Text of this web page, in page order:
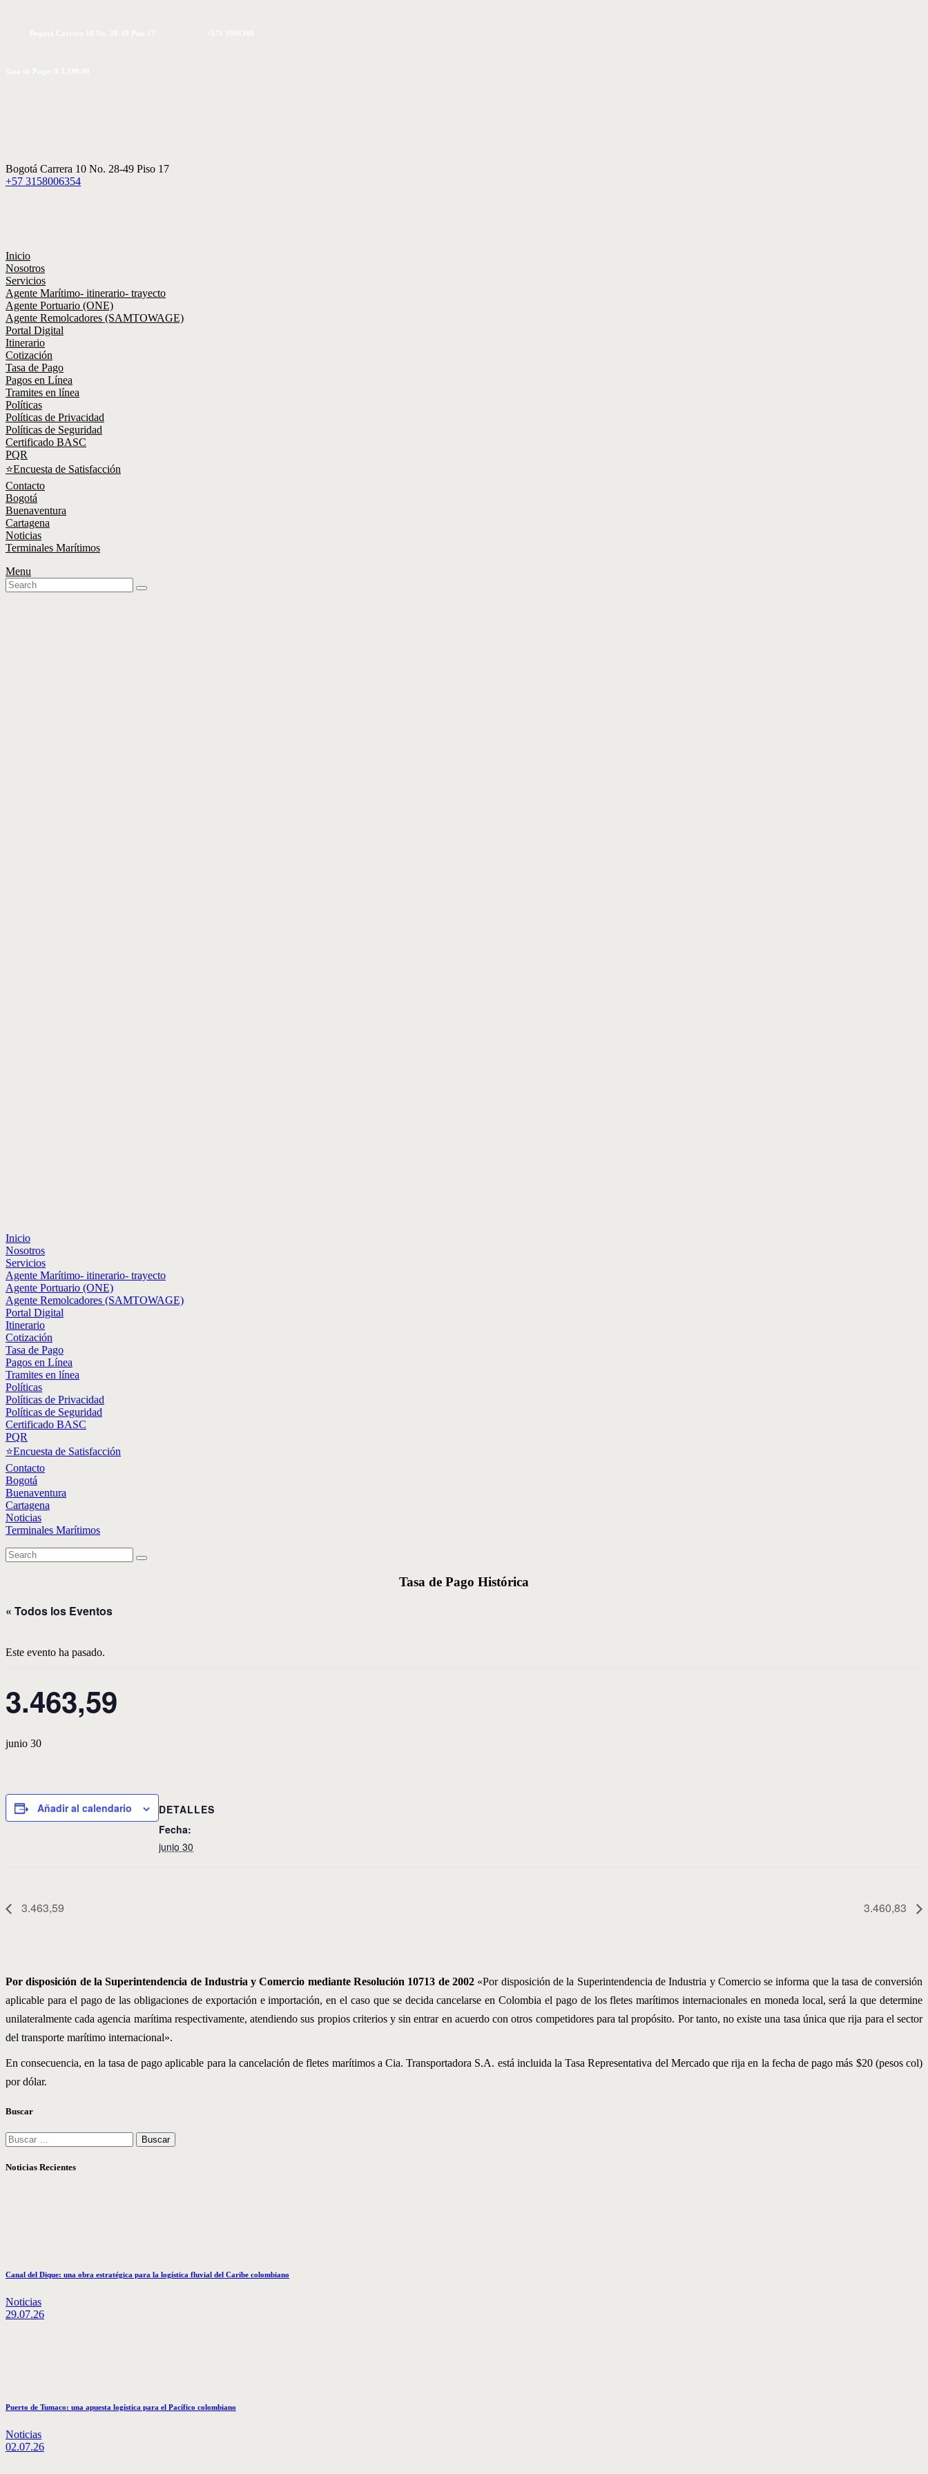
Bogotá Carrera 10 No. 28-49 Piso 17
+57 3158006354
Inicio
Nosotros
Servicios
Agente Marítimo- itinerario- trayecto
Agente Portuario (ONE)
Agente Remolcadores (SAMTOWAGE)
Portal Digital
Itinerario
Cotización
Tasa de Pago
Pagos en Línea
Tramites en línea
Políticas
Políticas de Privacidad
Políticas de Seguridad
Certificado BASC
PQR
⭐Encuesta de Satisfacción
Contacto
Bogotá
Buenaventura
Cartagena
Noticias
Terminales Marítimos
Menu
Inicio
Nosotros
Servicios
Agente Marítimo- itinerario- trayecto
Agente Portuario (ONE)
Agente Remolcadores (SAMTOWAGE)
Portal Digital
Itinerario
Cotización
Tasa de Pago
Pagos en Línea
Tramites en línea
Políticas
Políticas de Privacidad
Políticas de Seguridad
Certificado BASC
PQR
⭐Encuesta de Satisfacción
Contacto
Bogotá
Buenaventura
Cartagena
Noticias
Terminales Marítimos
Tasa de Pago Histórica
« Todos los Eventos
Este evento ha pasado.
3.463,59
junio 30
Añadir al calendario
DETALLES
Fecha:
junio 30
3.463,59 3.460,83
Por disposición de la Superintendencia de Industria y Comercio mediante Resolución 10713 de 2002 «Por disposición de la Superintendencia de Industria y Comercio se informa que la tasa de conversión
aplicable para el pago de las obligaciones de exportación e importación, en el caso que se decida cancelarse en Colombia el pago de los fletes marítimos internacionales en moneda local, será la que determine
unilateralmente cada agencia marítima respectivamente, atendiendo sus propios criterios y sin entrar en acuerdo con otros competidores para tal propósito. Por tanto, no existe una tasa única que rija para el sector
del transporte marítimo internacional».
En consecuencia, en la tasa de pago aplicable para la cancelación de fletes marítimos a Cia. Transportadora S.A. está incluida la Tasa Representativa del Mercado que rija en la fecha de pago más $20 (pesos col)
por dólar.
Buscar
Buscar:
Noticias Recientes
Canal del Dique: una obra estratégica para la logística fluvial del Caribe colombiano
Noticias
29.07.26
Puerto de Tumaco: una apuesta logística para el Pacífico colombiano
Noticias
02.07.26